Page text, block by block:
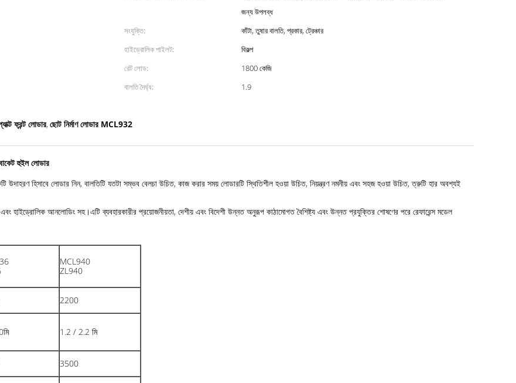
জন্য উপলব্ধ
সংযুক্তি:
কাঁটা, তুষার বালতি, প্রকার, ট্রেঞ্চার
হাইড্রোলিক পাইলট:
বিকল্প
রেট লোড:
1800 কেজি
বালতি দৈর্ঘ্য:
1.9
ফ্রন্ট লোডার, ছোট নির্মাণ লোডার MCL932
হুইল লোডার
উদাহরণ হিসাবে লোডার নিন, বালতিটি যতটা সম্ভব বেলচা উচিত, কাজ করার সময় লোডারটি স্থিতিশীল হওয়া উচিত, নিয়ন্ত্রণ নমনীয় এবং সহজ হওয়া উচিত, ত্রুটি হার অবশ্যই
আনলোডিং সহ।এটি ব্যবহারকারীর প্রয়োজনীয়তা, দেশীয় এবং বিদেশী উন্নত অনুরূপ কাঠামোগত বৈশিষ্ট্য এবং উন্নত প্রযুক্তির শোষণের পরে রেফারেন্স মডেল
MCL940
ZL940
2200
1.2 / 2.2 মি
3500